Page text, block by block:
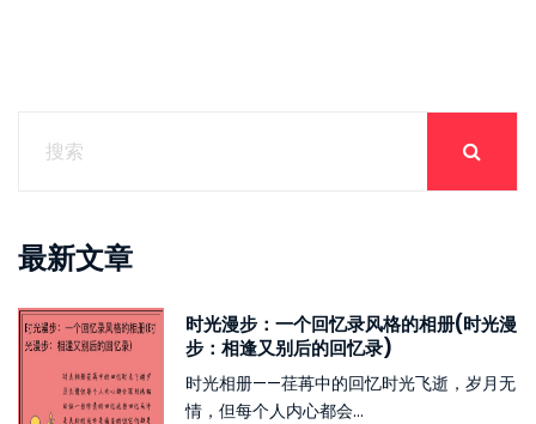
最新文章
时光漫步：一个回忆录风格的相册(时光漫
步：相逢又别后的回忆录)
时光相册——荏苒中的回忆时光飞逝，岁月无
情，但每个人内心都会...